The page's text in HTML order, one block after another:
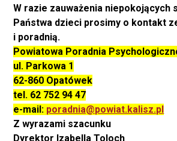
W razie zauważenia niepokojących
Państwa dzieci prosimy o kontakt
i poradnią.
Powiatowa Poradnia
ul. Parkowa 1
62-860 Opatówek
tel. 62 752 94 47
e-mail: poradnia@powiat.kalisz.pl
Z wyrazami szacunku
Dyrektor Izabella Toloch